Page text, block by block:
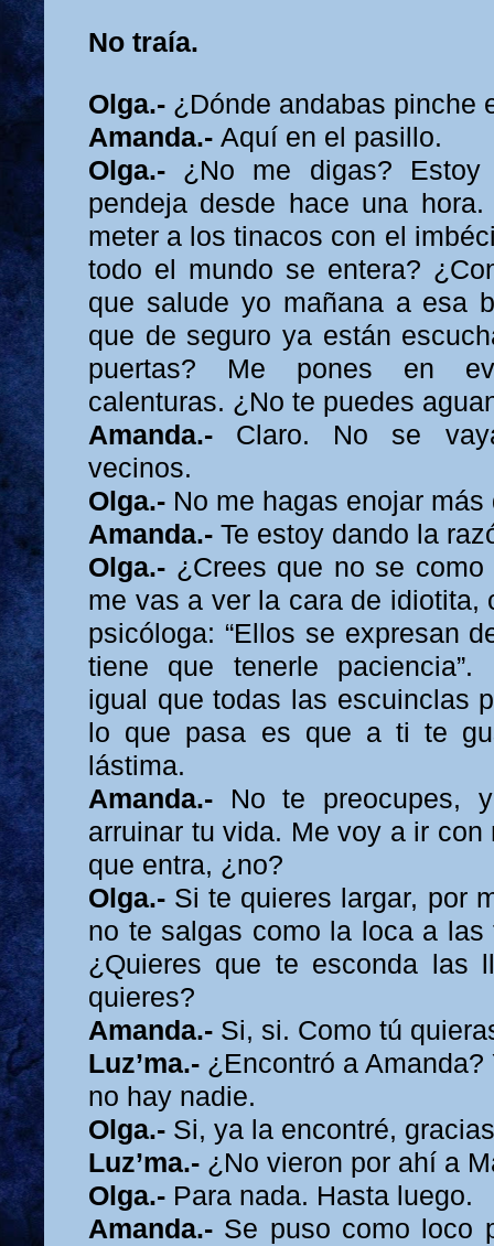
No traía.
Olga.- ¿Dónde andabas pinche
Amanda.- Aquí en el pasillo.
Olga.- ¿No me digas? Estoy
pendeja desde hace una
meter a los tinacos con el
todo el mundo se entera?
que salude yo mañana a esa
que de seguro ya están
puertas? Me pones en
calenturas. ¿No te puedes
Amanda.- Claro. No se
vecinos.
Olga.- No me hagas enojar
Amanda.- Te estoy dando la
Olga.- ¿Crees que no se
me vas a ver la cara de idiotita,
psicóloga: “Ellos se expresan
tiene que tenerle paciencia”.
igual que todas las escuinclas
lo que pasa es que a ti te
lástima.
Amanda.- No te preocupes,
arruinar tu vida. Me voy a ir
que entra, ¿no?
Olga.- Si te quieres largar, por
no te salgas como la loca a las
¿Quieres que te esconda las
quieres?
Amanda.- Si, si. Como tú
Luz’ma.- ¿Encontró a
no hay nadie.
Olga.- Si, ya la encontré,
Luz’ma.- ¿No vieron por ahí a
Olga.- Para nada. Hasta luego.
Amanda.- Se puso como loco